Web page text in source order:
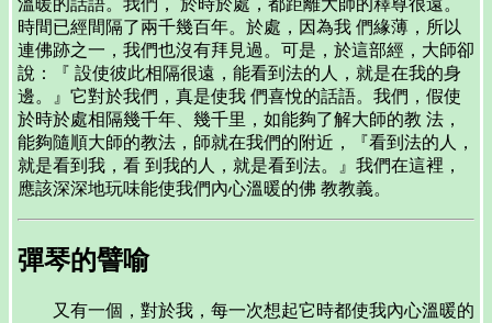
溫暖的話語。我們， 於時於處，都距離大師的釋尊很遠。
時間已經間隔了兩千幾百年。於處，因為我 們緣薄，所以
連佛跡之一，我們也沒有拜見過。可是，於這部經，大師卻
說：『 設使彼此相隔很遠，能看到法的人，就是在我的身
邊。』它對於我們，真是使我 們喜悅的話語。我們，假使
於時於處相隔幾千年、幾千里，如能夠了解大師的教 法，
能夠隨順大師的教法，師就在我們的附近，『看到法的人，
就是看到我，看 到我的人，就是看到法。』我們在這裡，
應該深深地玩味能使我們內心溫暖的佛 教教義。
彈琴的譬喻
又有一個，對於我，每一次想起它時都使我內心溫暖的